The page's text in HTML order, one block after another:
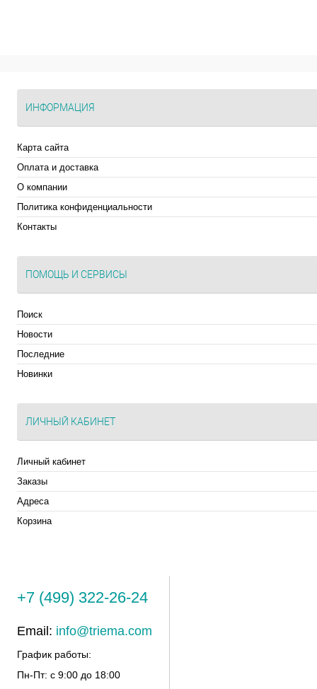
ИНФОРМАЦИЯ
Карта сайта
Оплата и доставка
О компании
Политика конфиденциальности
Контакты
ПОМОЩЬ И СЕРВИСЫ
Поиск
Новости
Последние
Новинки
ЛИЧНЫЙ КАБИНЕТ
Личный кабинет
Заказы
Адреса
Корзина
+7 (499) 322-26-24
Email: info@triema.com
График работы:
Пн-Пт: с 9:00 до 18:00